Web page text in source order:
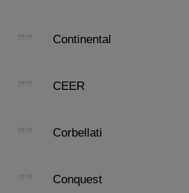
Continental
CEER
Corbellati
Conquest